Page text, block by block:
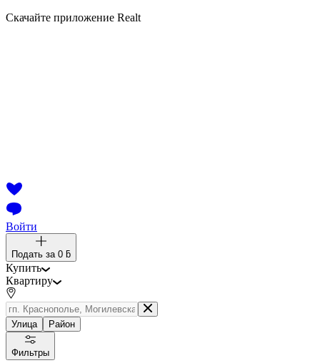
Скачайте приложение Realt
Войти
Подать за 0 ƃ
Купить
Квартиру
Улица Район
Фильтры